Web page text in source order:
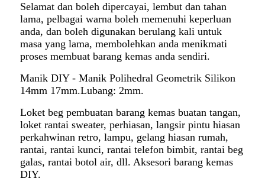
Selamat dan boleh dipercayai, lembut dan tahan
lama, pelbagai warna boleh memenuhi keperluan
anda, dan boleh digunakan berulang kali untuk
masa yang lama, membolehkan anda menikmati
proses membuat barang kemas anda sendiri.
Manik DIY - Manik Polihedral Geometrik Silikon
14mm 17mm.Lubang: 2mm.
Loket beg pembuatan barang kemas buatan tangan,
loket rantai sweater, perhiasan, langsir pintu hiasan
perkahwinan retro, lampu, gelang hiasan rumah,
rantai, rantai kunci, rantai telefon bimbit, rantai beg
galas, rantai botol air, dll. Aksesori barang kemas
DIY.